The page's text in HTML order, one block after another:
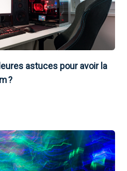
astuces pour avoir la
?